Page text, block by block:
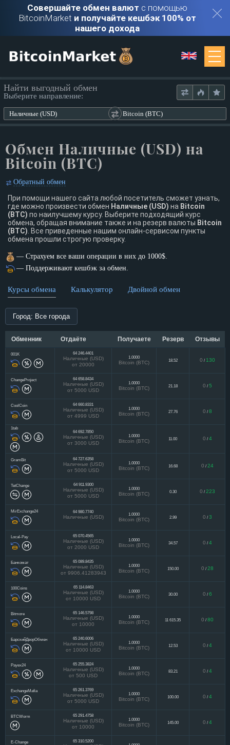
Совершайте обмен валют с помощью
BitcoinMarket и получайте кешбэк 100% от
нашего дохода
Обменники
Найти выгодный обмен
Выберите направление:
Наличные (USD) Bitcoin (BTC)
Обмен Наличные (USD) на
Bitcoin (BTC)
Обратный обмен
При помощи нашего сайта любой посетитель сможет узнать,
где можно произвести обмен Наличные (USD) на Bitcoin
(BTC) по наилучшему курсу. Выберите подходящий курс
обмена, обращая внимание также и на резерв валюты Bitcoin
(BTC) . Все приведенные нашим онлайн-сервисом пункты
обмена прошли строгую проверку.
— Страхуем все ваши операции в них до 1000$.
— Поддерживают кешбэк за обмен.
Курсы обмена Калькулятор Двойной обмен
Город: Все города
Обменник Отдаёте Получаете Резерв Отзывы
001K 64 246.4401
Наличные (USD)
от 20000
1.0000
Bitcoin (BTC) 18.52 0 / 130
ChangeProject 64 658.8434
Наличные (USD)
от 5000 USD
1.0000
Bitcoin (BTC) 21.18 0 / 5
CoolCoin 64 660.8331
Наличные (USD)
от 4999 USD
1.0000
Bitcoin (BTC) 27.76 0 / 8
1tab
64 692.7850
Наличные (USD)
от 3000 USD
1.0000
Bitcoin (BTC) 11.00 0 / 4
GramBit 64 727.6358
Наличные (USD)
от 5000 USD
1.0000
Bitcoin (BTC) 16.68 0 / 24
TetChange 64 911.9300
Наличные (USD)
от 5000 USD
1.0000
Bitcoin (BTC) 0.30 0 / 223
MirExchange24 64 980.7740
Наличные (USD) 1.0000
Bitcoin (BTC) 2.99 0 / 3
Local-Pay 65 070.4565
Наличные (USD)
от 2000 USD
1.0000
Bitcoin (BTC) 34.57 0 / 4
Банкомат 65 089.8435
Наличные (USD)
от 9906.41283943
1.0000
Bitcoin (BTC) 150.00 0 / 28
100Coins 65 114.8463
Наличные (USD)
от 10000 USD
1.0000
Bitcoin (BTC) 30.00 0 / 6
Bitmore 65 146.5798
Наличные (USD)
от 10000
1.0000
Bitcoin (BTC) 11 615.35 0 / 80
БарскийДворОбмен 65 240.6006
Наличные (USD)
от 10000 USD
1.0000
Bitcoin (BTC) 12.53 0 / 4
Payex24 65 255.3824
Наличные (USD)
от 500 USD
1.0000
Bitcoin (BTC) 83.21 0 / 4
ExchangeMafia 65 261.3769
Наличные (USD)
от 5000 USD
1.0000
Bitcoin (BTC) 100.00 0 / 4
BTCWorm 65 291.4758
Наличные (USD)
от 10000
1.0000
Bitcoin (BTC) 145.00 0 / 4
E-Change 65 310.5200